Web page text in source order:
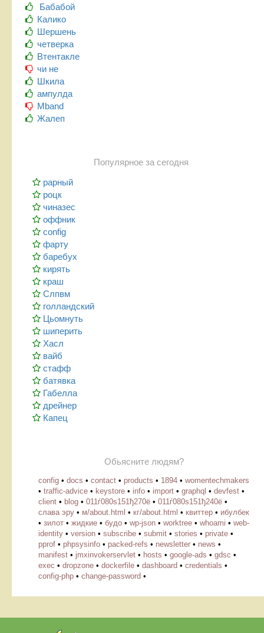
Бабабой
Калико
Шершень
четверка
Втентакле
чи не
Шкила
ампулда
Mband
Жалеп
Популярное за сегодня
рарный
роцк
чиназес
оффник
config
фарту
баребух
кирять
краш
Слпвм
голландский
Цьомнуть
шиперить
Хасл
вайб
стафф
батявка
Габелла
дрейнер
Капец
Обьясните людям?
config • docs • contact • products • 1894 • womentechmakers
• traffic-advice • keystore • info • import • graphql • devfest •
client • blog • 011ѓ080ѕ151ђ270ё • 011ѓ080ѕ151ђ240ё •
слава эру • м/about.html • кг/about.html • квиттер • ибулбек
• зилот • жидкие • будо • wp-json • worktree • whoami • web-
identity • version • subscribe • submit • stories • private •
pprof • phpsysinfo • packed-refs • newsletter • news •
manifest • jmxinvokerservlet • hosts • google-ads • gdsc •
exec • dropzone • dockerfile • dashboard • credentials •
config-php • change-password •